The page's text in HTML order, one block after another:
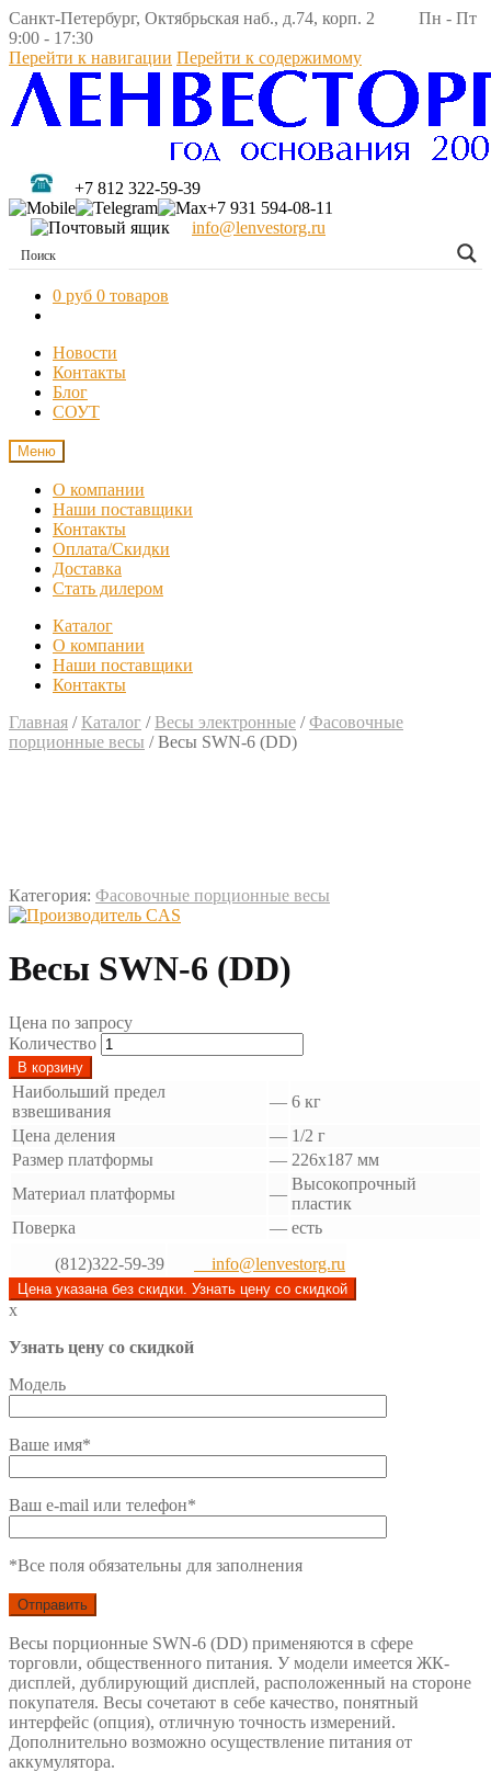
Санкт-Петербург, Октябрьская наб., д.74, корп. 2 Пн - Пт
9:00 - 17:30
Перейти к навигации Перейти к содержимому
+7 812 322-59-39
+7 931 594-08-11
info@lenvestorg.ru
0 руб 0 товаров
Новости
Контакты
Блог
СОУТ
Меню
О компании
Наши поставщики
Контакты
Оплата/Скидки
Доставка
Стать дилером
Каталог
О компании
Наши поставщики
Контакты
Главная / Каталог / Весы электронные /Фасовочные
порционные весы /Весы SWN-6 (DD)
Категория: Фасовочные порционные весы
Весы SWN-6 (DD)
Цена по запросу
Количество
В корзину
Наибольший предел
взвешивания
— 6 кг
Цена деления
— 1/2 г
Размер платформы
— 226x187 мм
Материал платформы
—
Высокопрочный
пластик
Поверка
— есть
(812)322-59-39
info@lenvestorg.ru
Цена указана без скидки. Узнать цену со скидкой
x
Узнать цену со скидкой
Модель
Ваше имя*
Ваш e-mail или телефон*
*Все поля обязательны для заполнения
Весы порционные SWN-6 (DD) применяются в сфере
торговли, общественного питания. У модели имеется ЖК-
дисплей, дублирующий дисплей, расположенный на стороне
покупателя. Весы сочетают в себе качество, понятный
интерфейс (опция), отличную точность измерений.
Дополнительно возможно осуществление питания от
аккумулятора.